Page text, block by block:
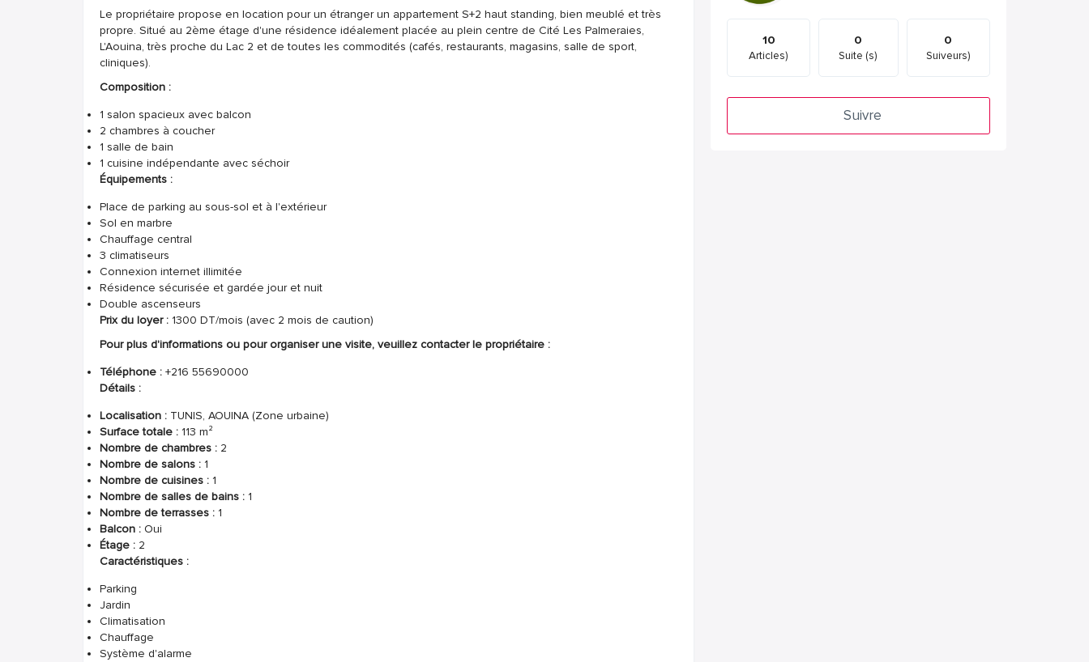
Le propriétaire propose en location pour un étranger un appartement S+2 haut standing, bien meublé et très
propre. Situé au 2ème étage d'une résidence idéalement placée au plein centre de Cité Les Palmeraies,
L'Aouina, très proche du Lac 2 et de toutes les commodités (cafés, restaurants, magasins, salle de sport,
cliniques).
Composition :
1 salon spacieux avec balcon
2 chambres à coucher
1 salle de bain
1 cuisine indépendante avec séchoir
Équipements :
Place de parking au sous-sol et à l'extérieur
Sol en marbre
Chauffage central
3 climatiseurs
Connexion internet illimitée
Résidence sécurisée et gardée jour et nuit
Double ascenseurs
Prix du loyer : 1300 DT/mois (avec 2 mois de caution)
Pour plus d'informations ou pour organiser une visite, veuillez contacter le propriétaire :
Téléphone : +216 55690000
Détails :
Localisation : TUNIS, AOUINA (Zone urbaine)
Surface totale : 113 m²
Nombre de chambres : 2
Nombre de salons : 1
Nombre de cuisines : 1
Nombre de salles de bains : 1
Nombre de terrasses : 1
Balcon : Oui
Étage : 2
Caractéristiques :
Parking
Jardin
Climatisation
Chauffage
Système d'alarme
10
Articles)
0
Suite (s)
0
Suiveurs)
Suivre